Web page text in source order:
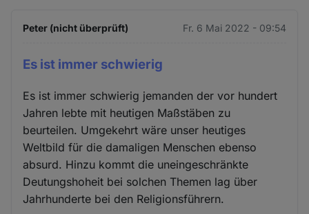
Peter (nicht überprüft) Fr. 6 Mai 2022 - 09:54
Es ist immer schwierig
Es ist immer schwierig jemanden der vor hundert
Jahren lebte mit heutigen Maßstäben zu
beurteilen. Umgekehrt wäre unser heutiges
Weltbild für die damaligen Menschen ebenso
absurd. Hinzu kommt die uneingeschränkte
Deutungshoheit bei solchen Themen lag über
Jahrhunderte bei den Religionsführern.